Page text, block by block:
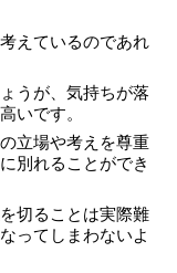
えているのであれ
うが、気持ちが落
いです。
立場や考えを尊重
別れることができ
切ることは実際難
ってしまわないよ